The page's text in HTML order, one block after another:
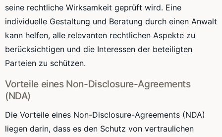
seine rechtliche Wirksamkeit geprüft wird. Eine
individuelle Gestaltung und Beratung durch einen Anwalt
kann helfen, alle relevanten rechtlichen Aspekte zu
berücksichtigen und die Interessen der beteiligten
Parteien zu schützen.
Vorteile eines Non-Disclosure-Agreements
(NDA)
Die Vorteile eines Non-Disclosure-Agreements (NDA)
liegen darin, dass es den Schutz von vertraulichen